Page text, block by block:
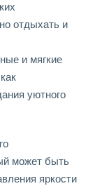
отдыхать и
и мягкие
уютного
может быть
яркости